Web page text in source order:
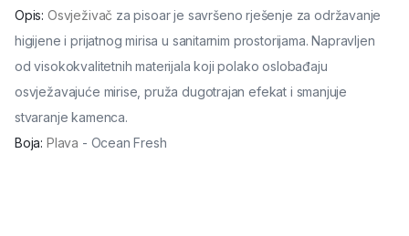
Opis: Osvježivač za pisoar je savršeno rješenje za održavanje
higijene i prijatnog mirisa u sanitarnim prostorijama. Napravljen
od visokokvalitetnih materijala koji polako oslobađaju
osvježavajuće mirise, pruža dugotrajan efekat i smanjuje
stvaranje kamenca.
Boja: Plava - Ocean Fresh